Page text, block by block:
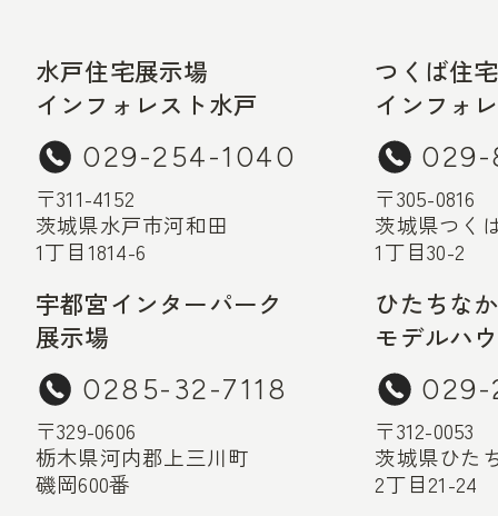
水戸住宅展示場
インフォレスト水戸
029-254-1040
〒311-4152
茨城県水戸市河和田
1丁目1814-6
つくば住
インフォ
〒305-0816
茨城県つく
1丁目30-2
宇都宮インターパーク
展示場
0285-32-7118
〒329-0606
栃木県河内郡上三川町
磯岡600番
ひたちな
モデルハ
029-
〒312-0053
茨城県ひた
2丁目21-24